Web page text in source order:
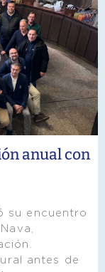
anual con
su encuentro
antes de